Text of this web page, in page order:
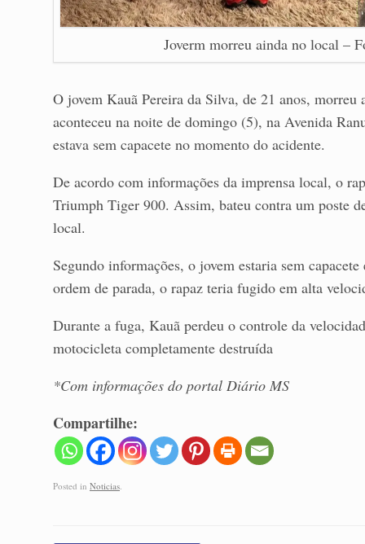
Joverm morreu ainda no local –
O jovem Kauã Pereira da Silva, de 21 anos,
aconteceu na noite de domingo (5), na Avenida
estava sem capacete no momento do acidente.
De acordo com informações da imprensa local, o
Triumph Tiger 900. Assim, bateu contra um poste
local.
Segundo informações, o jovem estaria sem
ordem de parada, o rapaz teria fugido em alta
Durante a fuga, Kauã perdeu o controle da
motocicleta completamente destruída
*Com informações do portal Diário MS
Compartilhe:
Posted in Noticias.